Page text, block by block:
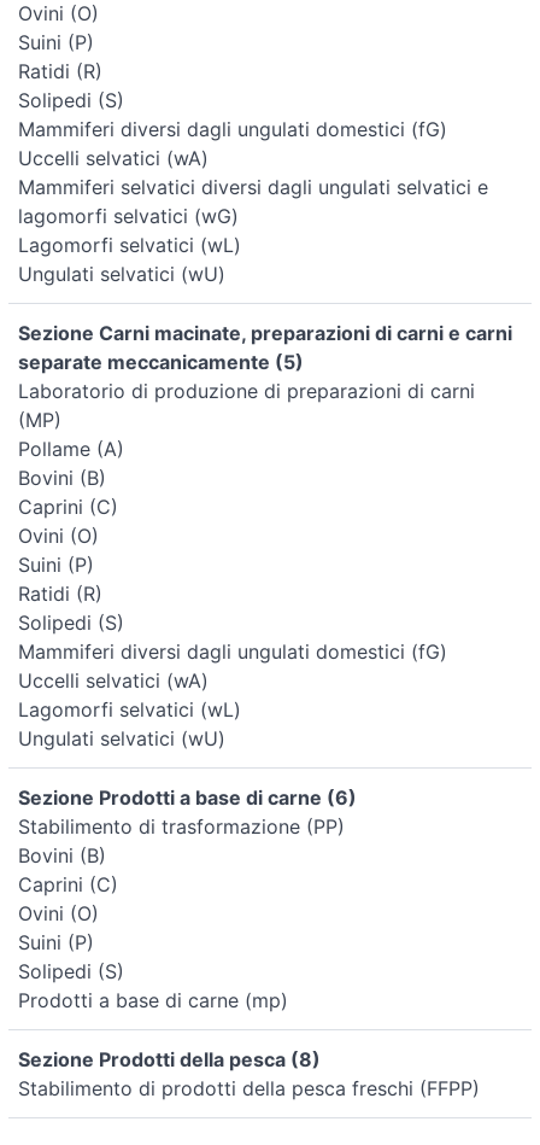
Ovini (O)
Suini (P)
Ratidi (R)
Solipedi (S)
Mammiferi diversi dagli ungulati domestici (fG)
Uccelli selvatici (wA)
Mammiferi selvatici diversi dagli ungulati selvatici e
lagomorfi selvatici (wG)
Lagomorfi selvatici (wL)
Ungulati selvatici (wU)
Sezione Carni macinate, preparazioni di carni e carni
separate meccanicamente (5)
Laboratorio di produzione di preparazioni di carni
(MP)
Pollame (A)
Bovini (B)
Caprini (C)
Ovini (O)
Suini (P)
Ratidi (R)
Solipedi (S)
Mammiferi diversi dagli ungulati domestici (fG)
Uccelli selvatici (wA)
Lagomorfi selvatici (wL)
Ungulati selvatici (wU)
Sezione Prodotti a base di carne (6)
Stabilimento di trasformazione (PP)
Bovini (B)
Caprini (C)
Ovini (O)
Suini (P)
Solipedi (S)
Prodotti a base di carne (mp)
Sezione Prodotti della pesca (8)
Stabilimento di prodotti della pesca freschi (FFPP)